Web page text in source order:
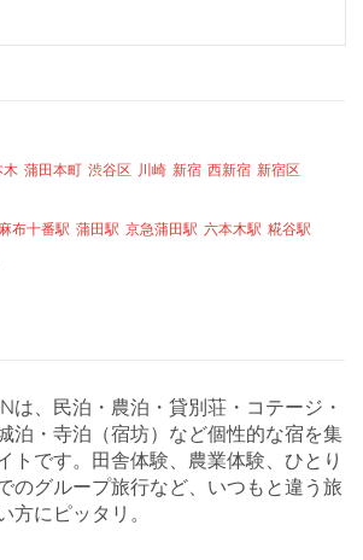
木 蒲田本町 渋谷区 川崎 新宿 西新宿 新宿区
麻布十番駅 蒲田駅 京急蒲田駅 六本木駅 糀谷駅
は、民泊・農泊・貸別荘・コテージ・
泊・寺泊（宿坊）など個性的な宿を集
トです。田舎体験、農業体験、ひとり
のグループ旅行など、いつもと違う旅
方にピッタリ。